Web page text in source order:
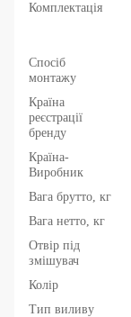
Комплектація
Спосіб
монтажу
Країна
реєстрації
бренду
Країна-
Виробник
Вага брутто, кг
Вага нетто, кг
Отвір під
змішувач
Колір
Тип виливу